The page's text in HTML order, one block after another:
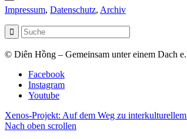
Impressum, Datenschutz, Archiv
© Diên Hồng – Gemeinsam unter einem Dach
Facebook
Instagram
Youtube
Xenos-Projekt: Auf dem Weg zu
Nach oben scrollen